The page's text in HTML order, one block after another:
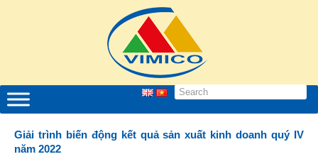
Giải trình biến động kết quả sản xuất kinh doanh quý IV
năm 2022